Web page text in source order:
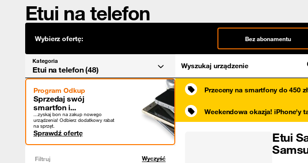
Etui na telefon
Wybierz ofertę: Bez abonamentu
Kategoria
Etui na telefon (48) Wyszukaj urządzenie
Program Odkup
Sprzedaj swój
smartfon i...
...zyskaj bon na zakup nowego
urządzenia! Odbierz dodatkowy rabat
na sprzęt.
Sprawdź ofertę
Filtruj Wyczyść
Przeceny na smartfony do 450
Weekendowa okazja! iPhone'y
Etui